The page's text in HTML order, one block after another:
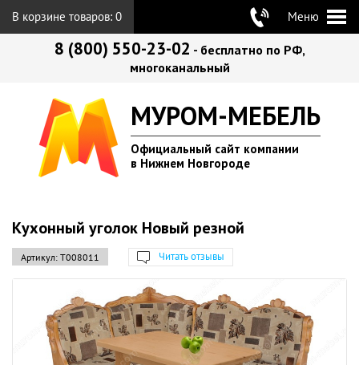
В корзине товаров: 0 Меню
8 (800) 550-23-02 - бесплатно по РФ,
многоканальный
МУРОМ-МЕБЕЛЬ
Официальный сайт компании
в Нижнем Новгороде
Кухонный уголок Новый резной
Артикул: Т008011 Читать отзывы